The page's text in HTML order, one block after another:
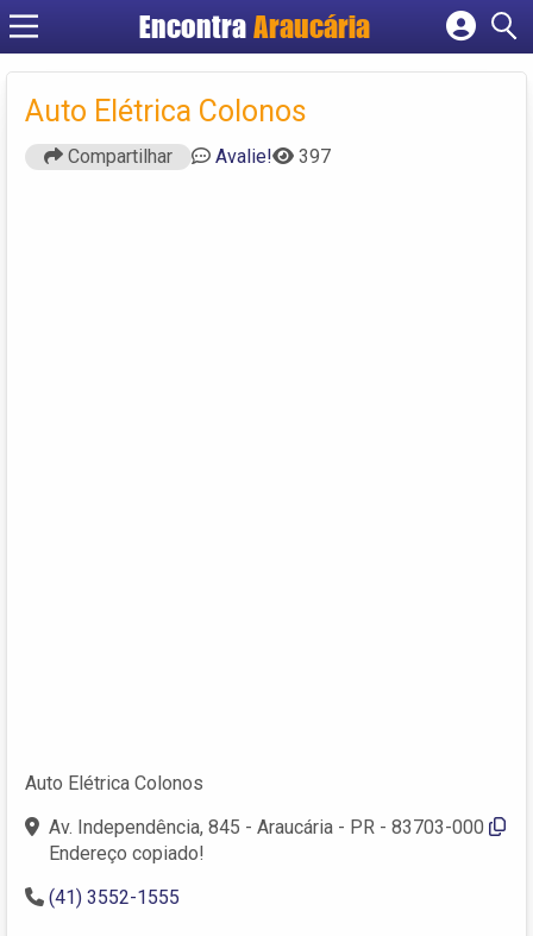
EncontraAraucária
Cadastrar empresa
Criar conta
Auto Elétrica Colonos
Compartilhar Avalie! 397
Auto Elétrica Colonos
Av. Independência, 845 - Araucária - PR - 83703-000
Endereço copiado!
(41) 3552-1555